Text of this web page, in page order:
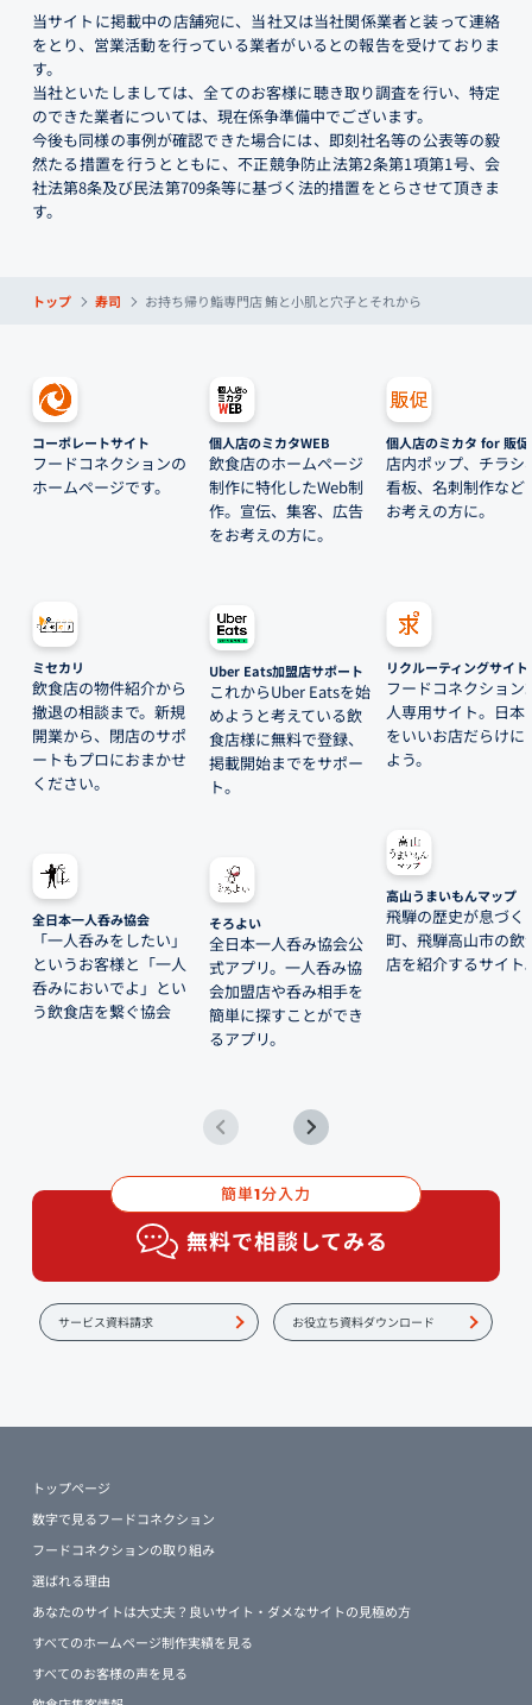
当サイトに掲載中の店舗宛に、当社又は当社関係業者と装って連絡
をとり、営業活動を行っている業者がいるとの報告を受けておりま
す。
当社といたしましては、全てのお客様に聴き取り調査を行い、特定
のできた業者については、現在係争準備中でございます。
今後も同様の事例が確認できた場合には、即刻社名等の公表等の毅
然たる措置を行うとともに、不正競争防止法第2条第1項第1号、会
社法第8条及び民法第709条等に基づく法的措置をとらさせて頂きま
す。
トップ 寿司 お持ち帰り鮨専門店 鮪と小肌と穴子とそれから
コーポレートサイト
フードコネクションの
ホームページです。
ミセカリ
飲食店の物件紹介から
撤退の相談まで。新規
開業から、閉店のサポ
ートもプロにおまかせ
ください。
全日本一人呑み協会
「一人呑みをしたい」
というお客様と「一人
呑みにおいでよ」とい
う飲食店を繋ぐ協会
個人店のミカタWEB
飲食店のホームページ
制作に特化したWeb制
作。宣伝、集客、広告
をお考えの方に。
Uber Eats加盟店サポート
これからUber Eatsを始
めようと考えている飲
食店様に無料で登録、
掲載開始までをサポー
ト。
そろよい
全日本一人呑み協会公
式アプリ。一人呑み協
会加盟店や呑み相手を
簡単に探すことができ
るアプリ。
個人店のミカタ for 販促
店内ポップ、チラシ
看板、名刺制作など
お考えの方に。
リクルーティングサイト
フードコネクション
人専用サイト。日本
をいいお店だらけに
よう。
高山うまいもんマップ
飛騨の歴史が息づく
町、飛騨高山市の飲
店を紹介するサイト
簡単1分入力
無料で相談してみる
サービス資料請求 お役立ち資料ダウンロード
トップページ
数字で見るフードコネクション
フードコネクションの取り組み
選ばれる理由
あなたのサイトは大丈夫？良いサイト・ダメなサイトの見極め方
すべてのホームページ制作実績を見る
すべてのお客様の声を見る